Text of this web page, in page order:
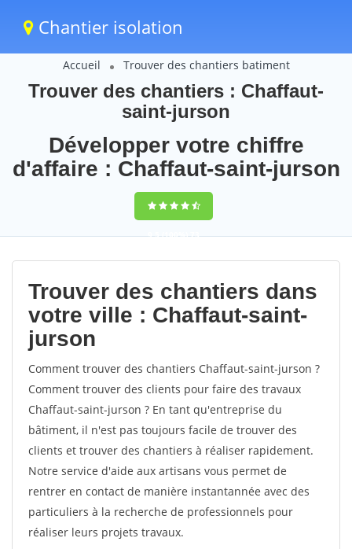
Chantier isolation
Accueil Trouver des chantiers batiment
Trouver des chantiers : Chaffaut-
saint-jurson
Développer votre chiffre
d'affaire : Chaffaut-saint-jurson
9,5(100%)73
votes
Trouver des chantiers dans
votre ville : Chaffaut-saint-
jurson
Comment trouver des chantiers Chaffaut-saint-jurson ?
Comment trouver des clients pour faire des travaux
Chaffaut-saint-jurson ? En tant qu'entreprise du
bâtiment, il n'est pas toujours facile de trouver des
clients et trouver des chantiers à réaliser rapidement.
Notre service d'aide aux artisans vous permet de
rentrer en contact de manière instantannée avec des
particuliers à la recherche de professionnels pour
réaliser leurs projets travaux.